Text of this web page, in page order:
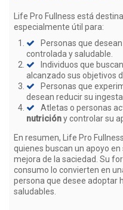
Life Pro Fullness está
especialmente útil para:
Personas que desean
controlada y saludable.
Individuos que buscan
alcanzado sus objetivos
Personas que
desean reducir su ingesta
Atletas o personas
nutricióny controlar su
En resumen, Life Pro
quienes buscan un apoyo
mejora de la saciedad. Su
consumo lo convierten en
persona que desee adoptar
saludables.